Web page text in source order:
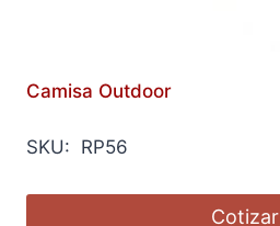
Camisa Outdoor
SKU: RP56
Cotizar